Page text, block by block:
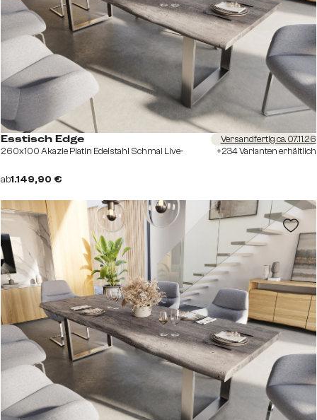
Esstisch Edge
260x100 Akazie Platin Edelstahl Schmal Live-
ab1.149,90 €
Versandfertig ca. 07.11.26
+234 Varianten erhältlich